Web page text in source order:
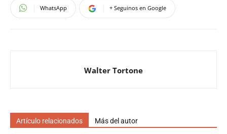
WhatsApp + Seguinos en Google
Walter Tortone
Artículo relacionados Más del autor